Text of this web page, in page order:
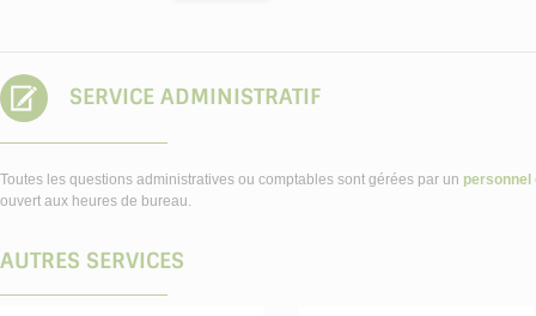
SERVICE ADMINISTRATIF
Toutes les questions administratives ou comptables sont gérées par un personnel
ouvert aux heures de bureau.
AUTRES SERVICES